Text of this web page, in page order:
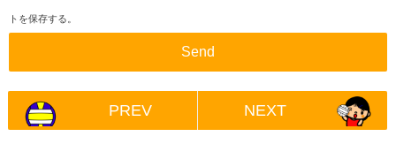
トを保存する。
PREV NEXT